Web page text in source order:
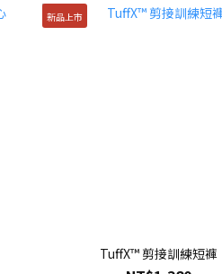
新品上市
TuffX™ 剪接訓練短褲